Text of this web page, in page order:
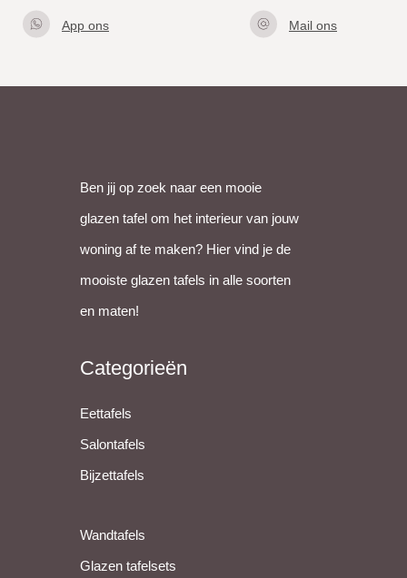
App ons
Mail ons
Ben jij op zoek naar een mooie
glazen tafel om het interieur van jouw
woning af te maken? Hier vind je de
mooiste glazen tafels in alle soorten
en maten!
Categorieën
Eettafels
Salontafels
Bijzettafels
Wandtafels
Glazen tafelsets